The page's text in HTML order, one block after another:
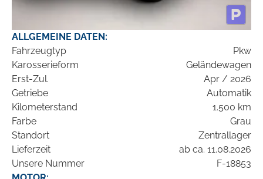
ALLGEMEINE DATEN:
Fahrzeugtyp
Pkw
Karosserieform
Geländewagen
Erst-Zul.
Apr / 2026
Getriebe
Automatik
Kilometerstand
1.500 km
Farbe
Grau
Standort
Zentrallager
Lieferzeit
ab ca. 11.08.2026
Unsere Nummer
F-18853